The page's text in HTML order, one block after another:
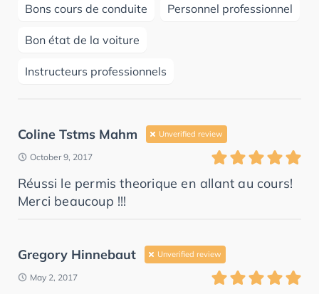
Bons cours de conduite Personnel professionnel
Bon état de la voiture
Instructeurs professionnels
Coline Tstms Mahm Unverified review
October 9, 2017
Réussi le permis theorique en allant au cours!
Merci beaucoup !!!
Gregory Hinnebaut Unverified review
May 2, 2017